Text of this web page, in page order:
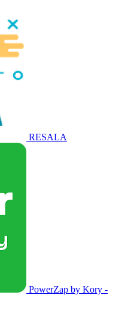
RESALA
PowerZap by Kory -